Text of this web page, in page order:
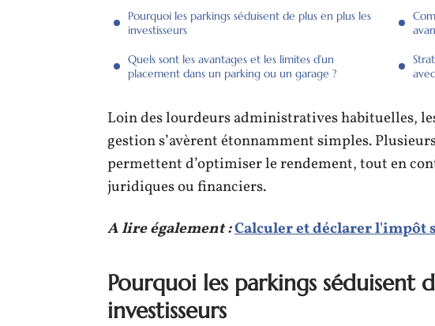
Pourquoi les parkings séduisent de plus en plus les
investisseurs
Quels sont les avantages et les limites d’un
placement dans un parking ou un garage ?
Loin des lourdeurs administratives habituelles,
gestion s’avèrent étonnamment simples.
permettent d’optimiser le rendement, tout en
juridiques ou financiers.
A lire également :Calculer et déclarer l'impôt
Pourquoi les parkings séduisent
investisseurs